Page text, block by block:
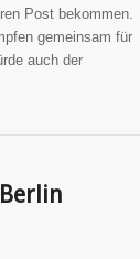
Post bekommen.
gemeinsam für
auch der